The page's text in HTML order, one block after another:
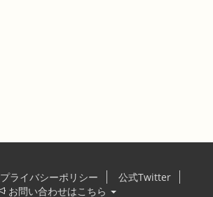
プライバシーポリシー
公式Twitter
お問い合わせはこちら